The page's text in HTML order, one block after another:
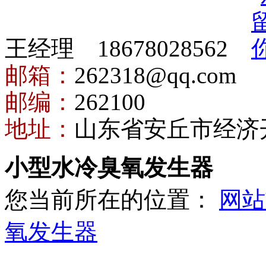
王经理 18678028562
邮箱： 262318@qq.com
邮编： 262100
地址： 山东省安丘市经
小型水冷臭氧发生器
您当前所在的位置：
网
氧发生器